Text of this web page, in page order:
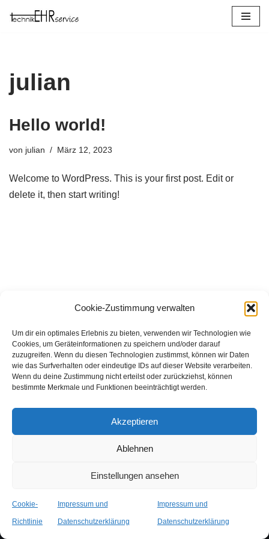
Cookie-Zustimmung verwalten
Um dir ein optimales Erlebnis zu bieten, verwenden wir Technologien wie
Cookies, um Geräteinformationen zu speichern und/oder darauf
zuzugreifen. Wenn du diesen Technologien zustimmst, können wir Daten
wie das Surfverhalten oder eindeutige IDs auf dieser Website verarbeiten.
Wenn du deine Zustimmung nicht erteilst oder zurückziehst, können
bestimmte Merkmale und Funktionen beeinträchtigt werden.
Akzeptieren
Ablehnen
Einstellungen ansehen
Cookie-
Richtlinie
Impressum und
Datenschutzerklärung
Impressum und
Datenschutzerklärung
julian
Hello world!
von julian März 12, 2023
Welcome to WordPress. This is your first post. Edit or
delete it, then start writing!
Impressum und Datenschutzerklärung
Cookie-Richtlinie (EU)
Neve| Präsentiert vonWordPress